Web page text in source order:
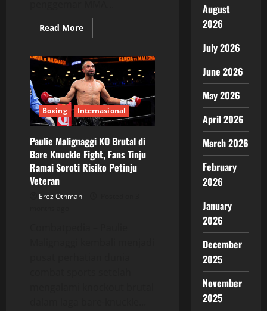
Read MoreRead
more
Baru
UFC
Bikin
Penggemar
MMA
Mulai
Penasaran
dengan
Gaya
Bertarung
Berbeda
Boxing Internasional
Paulie Malignaggi KO Brutal di
Bare Knuckle Fight, Fans Tinju
Ramai Soroti Risiko Petinju
Veteran
Erez Othman
August
2026
July 2026
June 2026
May 2026
April 2026
March 2026
February
2026
January
2026
December
2025
November
2025